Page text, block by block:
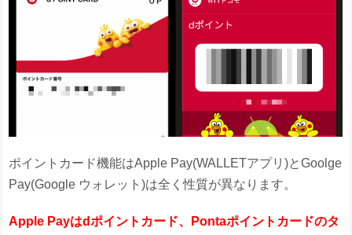
ポイントカード機能はApple Pay(WALLETアプリ)とGoolge
Pay(Google ウォレット)は全く性質が異なります。
Apple Payはdポイントカード、Pontaポイントカードのタ